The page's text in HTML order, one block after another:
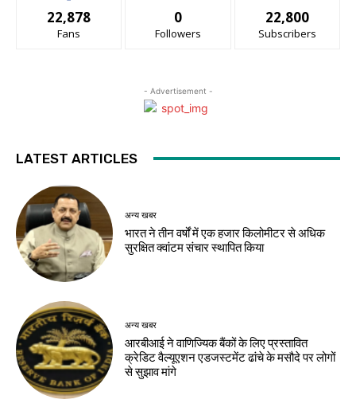
22,878
Fans
0
Followers
22,800
Subscribers
- Advertisement -
LATEST ARTICLES
अन्य खबर
भारत ने तीन वर्षों में एक हजार किलोमीटर से अधिक
सुरक्षित क्वांटम संचार स्थापित किया
अन्य खबर
आरबीआई ने वाणिज्यिक बैंकों के लिए प्रस्तावित
क्रेडिट वैल्यूएशन एडजस्टमेंट ढांचे के मसौदे पर लोगों
से सुझाव मांगे